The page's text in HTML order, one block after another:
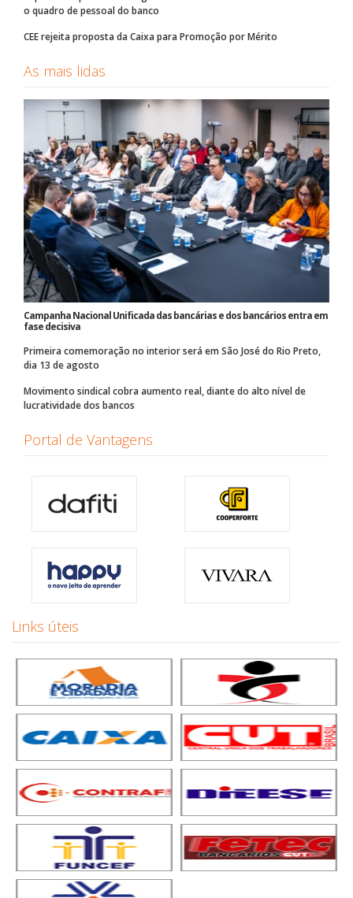
o quadro de pessoal do banco
CEE rejeita proposta da Caixa para Promoção por Mérito
As mais lidas
Campanha Nacional Unificada das bancárias e dos bancários entra em
fase decisiva
Primeira comemoração no interior será em São José do Rio Preto,
dia 13 de agosto
Movimento sindical cobra aumento real, diante do alto nível de
lucratividade dos bancos
Portal de Vantagens
Links úteis